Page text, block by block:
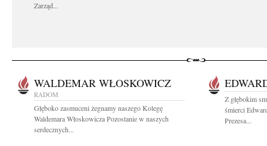
Zarząd...
WALDEMAR WŁOSKOWICZ
RADOM
Głęboko zasmuceni żegnamy naszego Kolegę
Waldemara Włoskowicza Pozostanie w naszych
serdecznych...
Z głębokim
śmierci
Prezesa...